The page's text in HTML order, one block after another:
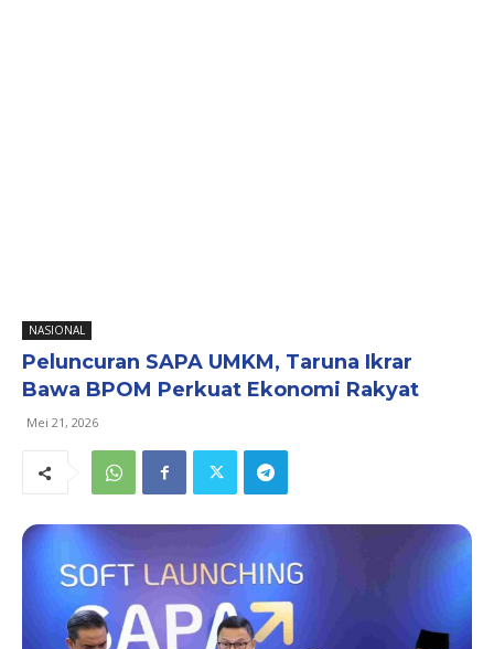
NASIONAL
Peluncuran SAPA UMKM, Taruna Ikrar
Bawa BPOM Perkuat Ekonomi Rakyat
Mei 21, 2026